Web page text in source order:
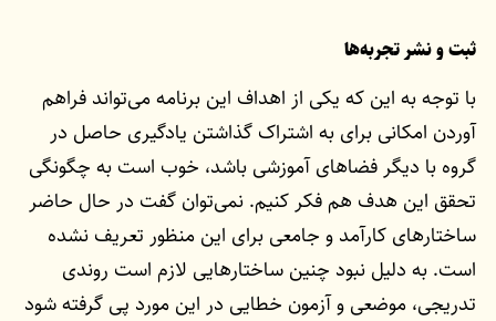
ثبت و نشر تجربه‌ها
با توجه به این که یکی از اهداف این برنامه می‌تواند فراهم
آوردن امکانی برای به اشتراک گذاشتن یادگیری حاصل در
گروه با دیگر فضاهای آموزشی باشد، خوب است به چگونگی
تحقق این هدف هم فکر کنیم. نمی‌توان گفت در حال حاضر
ساختارهای کارآمد و جامعی برای این منظور تعریف نشده
است. به دلیل نبود چنین ساختارهایی لازم است روندی
تدریجی، موضعی و آزمون خطایی در این مورد پی گرفته شود